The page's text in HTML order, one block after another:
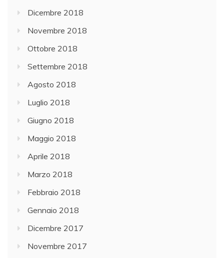
Dicembre 2018
Novembre 2018
Ottobre 2018
Settembre 2018
Agosto 2018
Luglio 2018
Giugno 2018
Maggio 2018
Aprile 2018
Marzo 2018
Febbraio 2018
Gennaio 2018
Dicembre 2017
Novembre 2017